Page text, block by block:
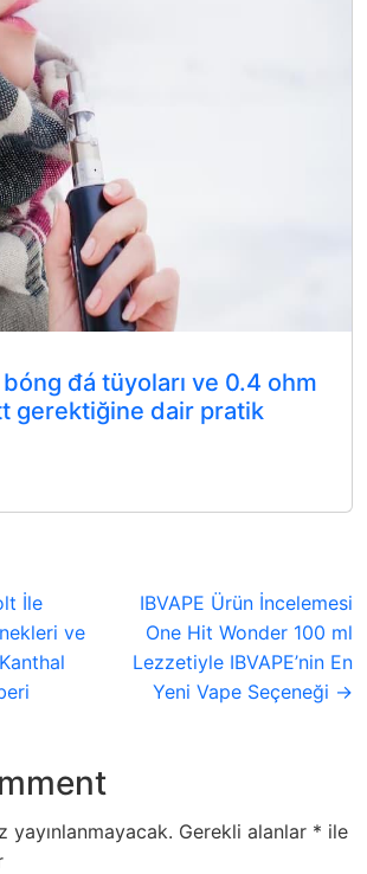
đá tüyoları ve 0.4 ohm
gerektiğine dair pratik
İle
ve
IBVAPE Ürün İncelemesi
One Hit Wonder 100 ml
Lezzetiyle IBVAPE’nin En
Yeni Vape Seçeneği →
yayınlanmayacak. Gerekli alanlar * ile